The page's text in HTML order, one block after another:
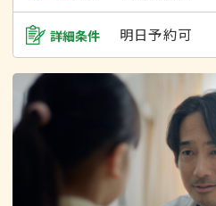
詳細条件 明日予約可